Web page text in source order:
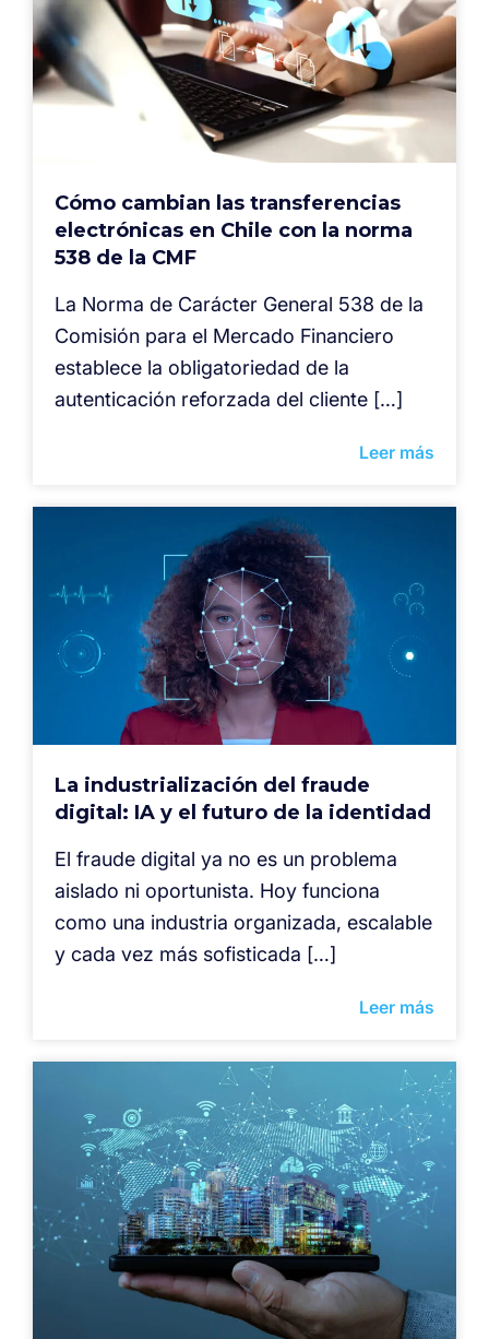
Cómo cambian las transferencias
electrónicas en Chile con la norma
538 de la CMF
La Norma de Carácter General 538 de la
Comisión para el Mercado Financiero
establece la obligatoriedad de la
autenticación reforzada del cliente […]
Leer más
La industrialización del fraude
digital: IA y el futuro de la identidad
El fraude digital ya no es un problema
aislado ni oportunista. Hoy funciona
como una industria organizada, escalable
y cada vez más sofisticada […]
Leer más